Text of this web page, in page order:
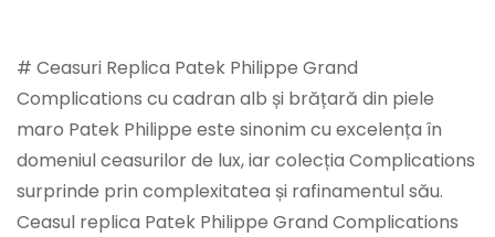
# Ceasuri Replica Patek Philippe Grand
Complications cu cadran alb și brățară din piele
maro Patek Philippe este sinonim cu excelența în
domeniul ceasurilor de lux, iar colecția Complications
surprinde prin complexitatea și rafinamentul său.
Ceasul replica Patek Philippe Grand Complications